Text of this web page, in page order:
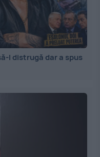
l distrugă dar a spus